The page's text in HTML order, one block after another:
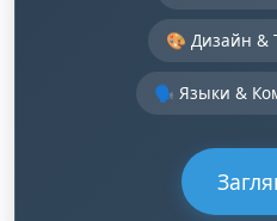
🎨 Дизайн &
🗣️ Языки &